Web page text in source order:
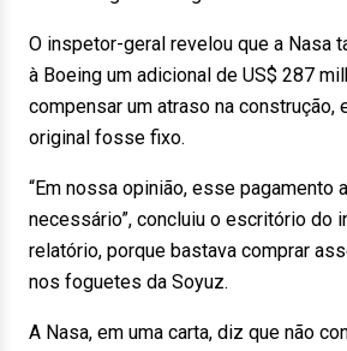
O inspetor-geral revelou que a Nasa
à Boeing um adicional de US$ 287
compensar um atraso na construção,
original fosse fixo.
“Em nossa opinião, esse pagamento
necessário”, concluiu o escritório do
relatório, porque bastava comprar
nos foguetes da Soyuz.
A Nasa, em uma carta, diz que não